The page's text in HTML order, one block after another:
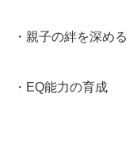
・親子の絆を深める
・EQ能力の育成